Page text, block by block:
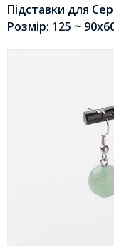
Підставки для
Розмір: 125 ~